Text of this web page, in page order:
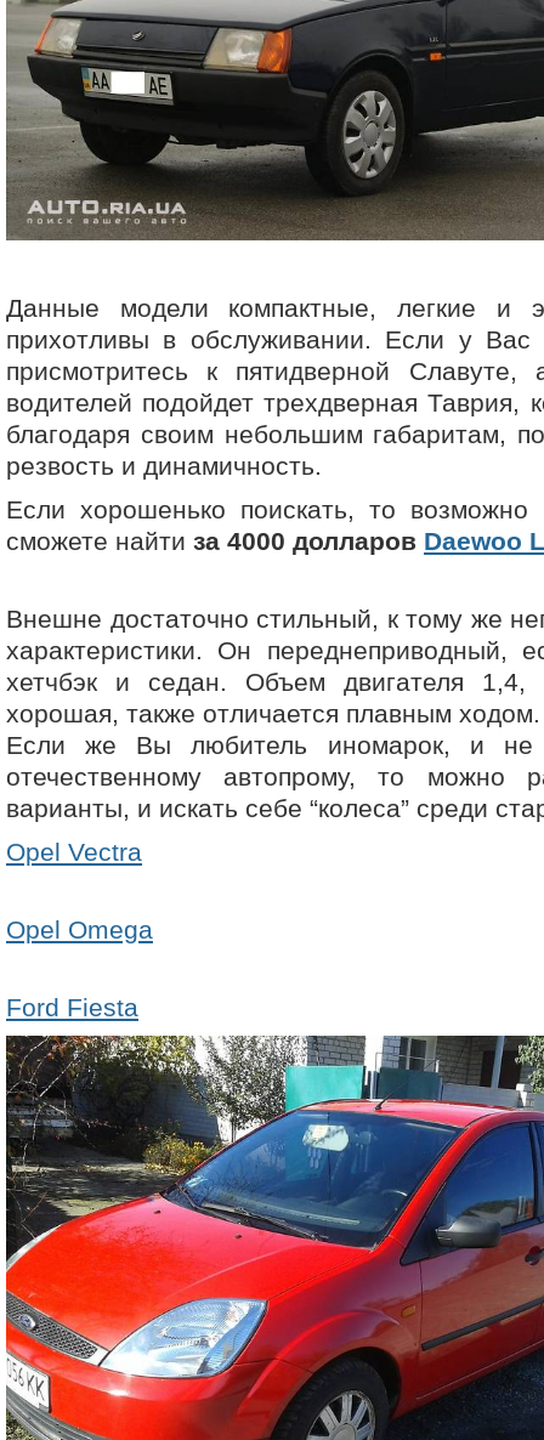
Данные модели компактные, легкие и
прихотливы в обслуживании. Если у
присмотритесь к пятидверной
водителей подойдет трехдверная Таврия,
благодаря своим небольшим габаритам,
резвость и динамичность.
Если хорошенько поискать, то
сможете найти за 4000 долларов Daewoo
Внешне достаточно стильный, к тому же
характеристики. Он переднеприводный,
хетчбэк и седан. Объем двигателя
хорошая, также отличается плавным ходом.
Если же Вы любитель иномарок, и не
отечественному автопрому, то можно
варианты, и искать себе “колеса” среди
Opel Vectra
Opel Omega
Ford Fiesta